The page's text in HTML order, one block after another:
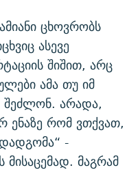
ცხოვრობს
ასევე
შიშით, არც
ამა თუ იმ
შეძლონ. არადა,
რომ ვთქვათ,
-
მაგრამ